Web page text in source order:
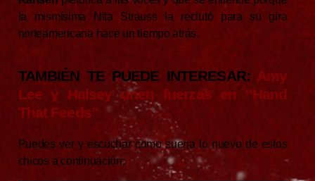
la mismísima Nita Strauss la reclutó para su gira
norteamericana hace un tiempo atrás.
TAMBIÉN TE PUEDE INTERESAR: Amy
Lee y Halsey unen fuerzas en “Hand
That Feeds”
Puedes ver y escuchar como suena lo nuevo de estos
chicos a continuación: